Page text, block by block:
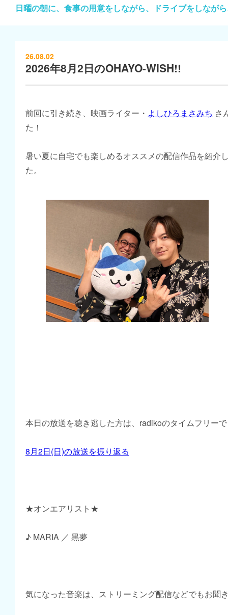
日曜の朝に、食事の用意をしながら、ドライブをしなが
26.08.02
2026年8月2日のOHAYO-WISH!!
前回に引き続き、映画ライター・ よしひろまさみち さ
た！
暑い夏に自宅でも楽しめるオススメの配信作品を紹介
た。
本日の放送を聴き逃した方は、radikoのタイムフリー
8月2日(日)の放送を振り返る
★オンエアリスト★
♪ MARIA ／ 黒夢
気になった音楽は、ストリーミング配信などでもお聞